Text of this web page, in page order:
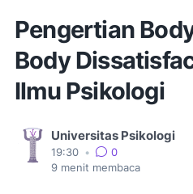
Pengertian
Body
Ilmu Psikologi
Universitas Psikologi
19:30 •
0
9 menit membaca